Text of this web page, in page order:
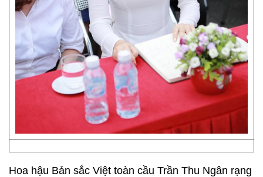
Hoa hậu Bản sắc Việt toàn cầu Trần Thu Ngân rạng